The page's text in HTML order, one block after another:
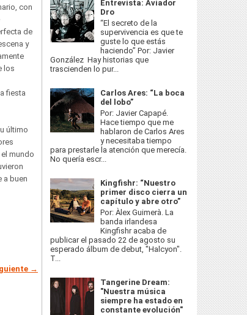
con
de
y
los
fiesta
último
mundo
a buen
→
Entrevista: Aviador
Dro
“El secreto de la
supervivencia es que te
guste lo que estás
haciendo” Por: Javier
González Hay historias que
trascienden lo pur...
Carlos Ares: “La boca
del lobo”
Por: Javier Capapé.
Hace tiempo que me
hablaron de Carlos Ares
y necesitaba tiempo
para prestarle la atención que merecía.
No quería escr...
Kingfishr: “Nuestro
primer disco cierra un
capítulo y abre otro”
Por: Àlex Guimerà. La
banda irlandesa
Kingfishr acaba de
publicar el pasado 22 de agosto su
esperado álbum de debut, "Halcyon".
T...
Tangerine Dream:
"Nuestra música
siempre ha estado en
constante evolución"